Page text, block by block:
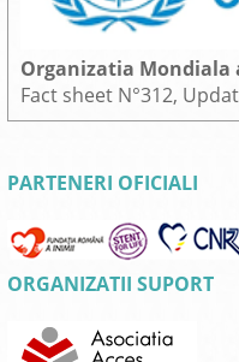
Organizatia
Fact sheet N°312,
PARTENERI OFICIALI
ORGANIZATII SUPORT